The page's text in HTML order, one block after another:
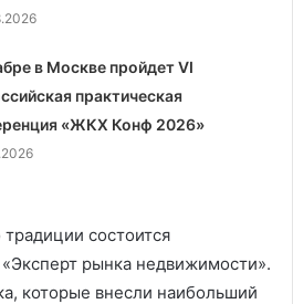
в Москве пройдет VI
практическая
«ЖКХ Конф 2026»
состоится
рынка недвижимости».
которые внесли наибольший